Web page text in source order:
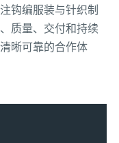
钩编服装与针织制
质量、交付和持续
晰可靠的合作体